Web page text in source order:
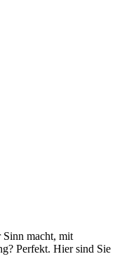
Sinn macht, mit
Perfekt. Hier sind Sie